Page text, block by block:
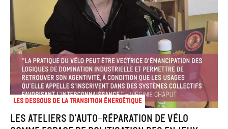
Les dessous de la transition énergétique
Les ateliers d’auto-réparation de vélo